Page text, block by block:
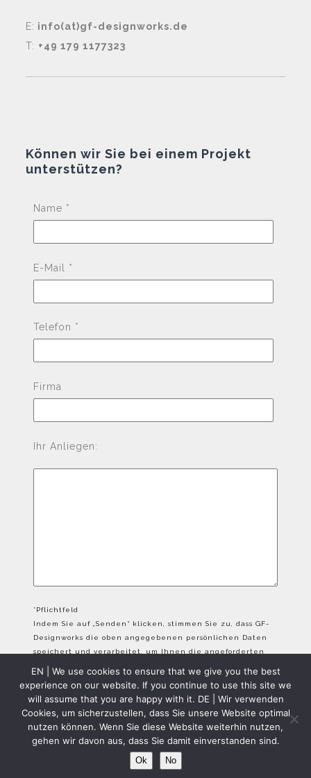
E: info(at)gf-designworks.de
T: +49 179 1177323
Können wir Sie bei einem Projekt
unterstützen?
Name *
E-Mail *
Telefon *
Firma
Ihr Anliegen:
*Pflichtfeld
Indem Sie auf „Senden“ klicken, stimmen Sie zu, dass GF-
Designworks die oben angegebenen persönlichen Daten
speichert und verarbeitet, um Ihnen die angeforderten
Inhalte bereitzustellen.
GFD Copyright 2024 - All Rights Reserved
EN | We use cookies to ensure that we give you the best
experience on our website. If you continue to use this site we
will assume that you are happy with it. DE | Wir verwenden
Cookies, um sicherzustellen, dass Sie unsere Website optimal
nutzen können. Wenn Sie diese Website weiterhin nutzen,
gehen wir davon aus, dass Sie damit einverstanden sind.
Ok No